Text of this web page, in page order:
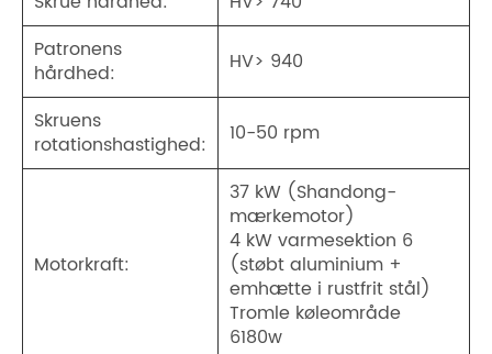
Patronens
hårdhed:
HV> 940
Skruens
rotationshastighed:
10-50 rpm
Motorkraft:
37 kW (Shandong-
mærkemotor)
4 kW varmesektion 6
(støbt aluminium +
emhætte i rustfrit stål)
Tromle køleområde
6180w